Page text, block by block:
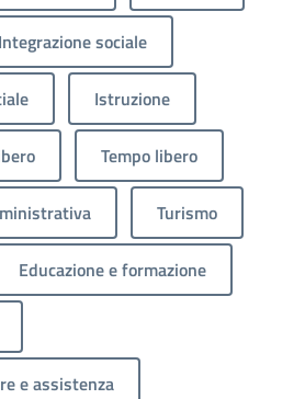
sociale
Istruzione
Tempo libero
Turismo
Educazione e formazione
e assistenza